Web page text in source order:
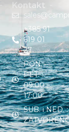
Kontakt
+385 91
619 01
27
PON. –
PET. :
09:00 –
17:00
SUB. i NED. :